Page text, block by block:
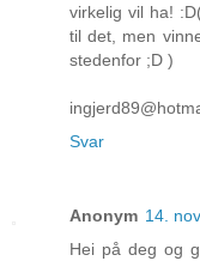
virkelig vil ha!
til det, men
stedenfor ;D )
Svar
Anonym 14.
Hei på deg og